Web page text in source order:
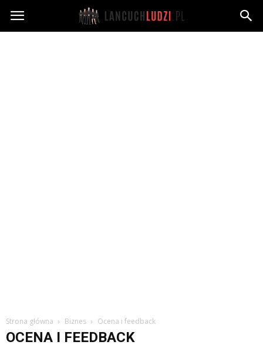
Lancuchludzi.pl
Strona główna Biznes Ocena i feedback
OCENA I FEEDBACK